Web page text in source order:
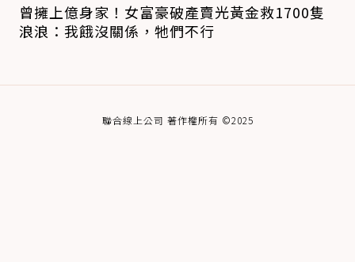
曾擁上億身家！女富豪破產賣光黃金救1700隻
浪浪：我餓沒關係，牠們不行
聯合線上公司 著作權所有 ©2025